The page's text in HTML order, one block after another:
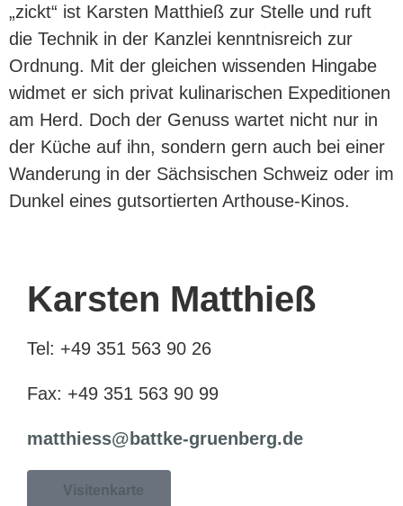
„zickt“ ist Karsten Matthieß zur Stelle und ruft
die Technik in der Kanzlei kenntnisreich zur
Ordnung. Mit der gleichen wissenden Hingabe
widmet er sich privat kulinarischen Expeditionen
am Herd. Doch der Genuss wartet nicht nur in
der Küche auf ihn, sondern gern auch bei einer
Wanderung in der Sächsischen Schweiz oder im
Dunkel eines gutsortierten Arthouse-Kinos.
Karsten Matthieß
Tel: +49 351 563 90 26
Fax: +49 351 563 90 99
matthiess@battke-gruenberg.de
Visitenkarte